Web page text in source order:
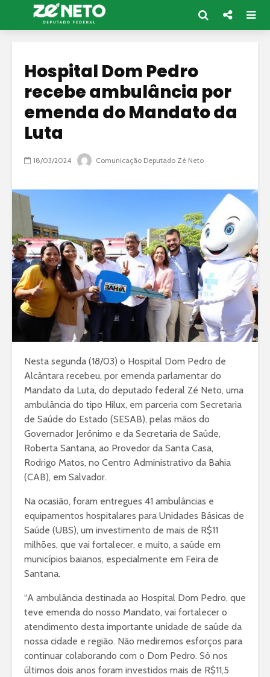
Hospital Dom Pedro
recebe ambulância por
emenda do Mandato da
Luta
18/03/2024 Comunicação Deputado Zé Neto
Nesta segunda (18/03) o Hospital Dom Pedro de
Alcântara recebeu, por emenda parlamentar do
Mandato da Luta, do deputado federal Zé Neto, uma
ambulância do tipo Hilux, em parceria com Secretaria
de Saúde do Estado (SESAB), pelas mãos do
Governador Jerônimo e da Secretaria de Saúde,
Roberta Santana, ao Provedor da Santa Casa,
Rodrigo Matos, no Centro Administrativo da Bahia
(CAB), em Salvador.
Na ocasião, foram entregues 41 ambulâncias e
equipamentos hospitalares para Unidades Básicas de
Saúde (UBS), um investimento de mais de R$11
milhões, que vai fortalecer, e muito, a saúde em
municípios baianos, especialmente em Feira de
Santana.
“A ambulância destinada ao Hospital Dom Pedro, que
teve emenda do nosso Mandato, vai fortalecer o
atendimento desta importante unidade de saúde da
nossa cidade e região. Não mediremos esforços para
continuar colaborando com o Dom Pedro. Só nos
últimos dois anos foram investidos mais de R$11,5